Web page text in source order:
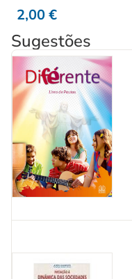
2,00€
Sugestões